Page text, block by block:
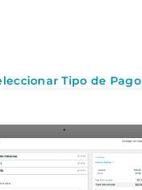
Tipo de Pago